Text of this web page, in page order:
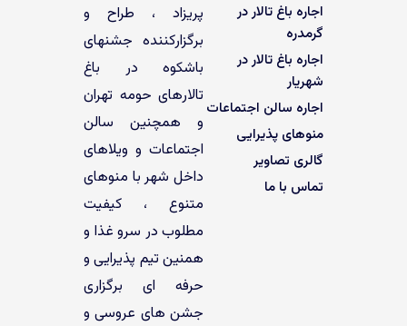
اجاره باغ تالار در
گرمدره
اجاره باغ تالار در
شهریار
اجاره سالن اجتماعات
منوهای پذیرایی
گالری تصاویر
تماس با ما
پریزاد ، طراح و
برگزارکننده جشنهای
باشکوه در باغ
تالارهای حومه تهران
و همچنین سالن
اجتماعات و ویلاهای
داخل شهر با منوهای
متنوع ، کیفیت
مطلوب در سرو غذا و
همنین تیم پذیرایی و
حرفه ای برگزاری
جشن های عروسی و